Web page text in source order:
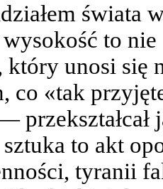
świata
to
unosi się
co «tak
przekształcał
to akt
tyranii